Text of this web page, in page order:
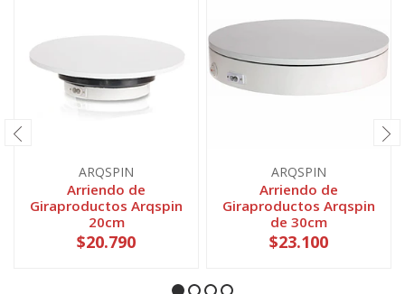
ARQSPIN
Arriendo de
Giraproductos Arqspin
20cm
$20.790
ARQSPIN
Arriendo de
Giraproductos Arqspin
de 30cm
$23.100